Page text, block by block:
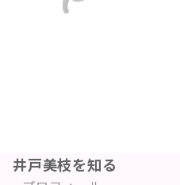
井戸美枝を知る